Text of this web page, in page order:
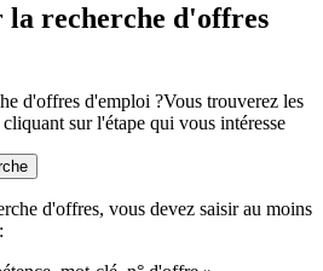
la recherche d'offres
d'offres d'emploi ?Vous trouverez les
sur l'étape qui vous intéresse
d'offres, vous devez saisir au moins